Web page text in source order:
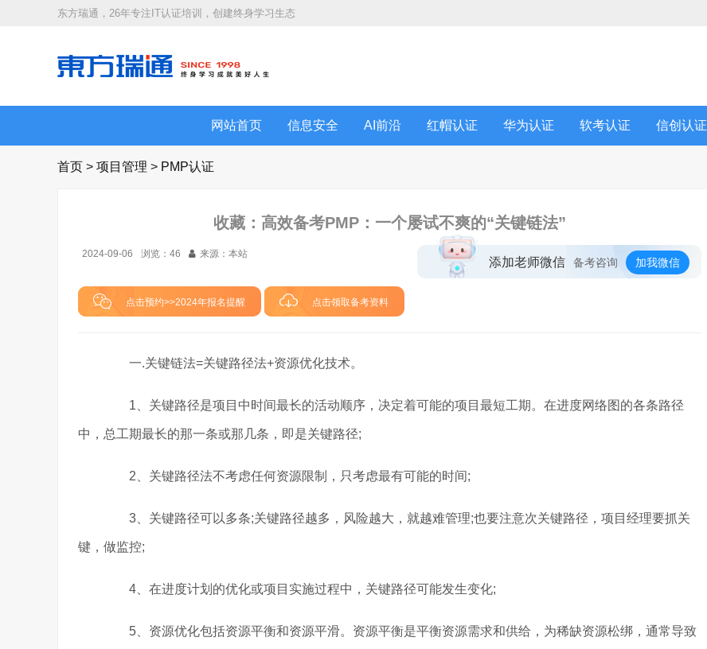
东方瑞通，26年专注IT认证培训，创建终身学习生态
网站首页 信息安全 AI前沿 红帽认证 华为认证 软考认证 信创认证
首页 > 项目管理 > PMP认证
收藏：高效备考PMP：一个屡试不爽的“关键链法”
2024-09-06 浏览： 46 来源：本站
添加老师微信 备考咨询 加我微信
点击预约>>2024年报名提醒 点击领取备考资料
一.关键链法=关键路径法+资源优化技术。
1、关键路径是项目中时间最长的活动顺序，决定着可能的项目最短工期。在进度网络图的各条路径
中，总工期最长的那一条或那几条，即是关键路径;
2、关键路径法不考虑任何资源限制，只考虑最有可能的时间;
3、关键路径可以多条;关键路径越多，风险越大，就越难管理;也要注意次关键路径，项目经理要抓关
键，做监控;
4、在进度计划的优化或项目实施过程中，关键路径可能发生变化;
5、资源优化包括资源平衡和资源平滑。资源平衡是平衡资源需求和供给，为稀缺资源松绑，通常导致